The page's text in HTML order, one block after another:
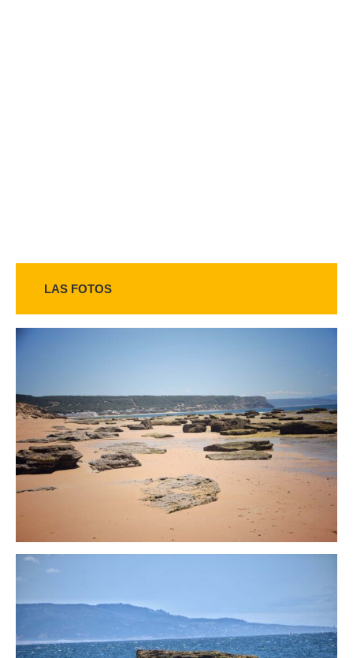
LAS FOTOS